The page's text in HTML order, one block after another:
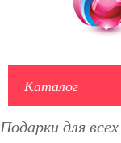
Каталог
Подарки для